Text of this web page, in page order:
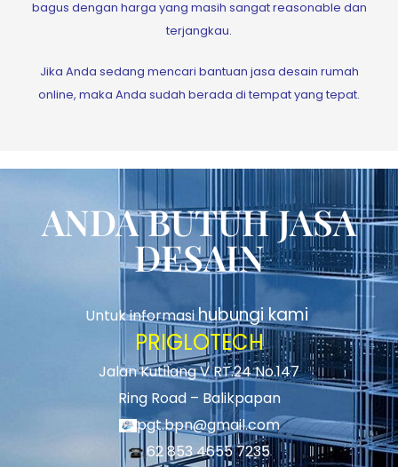
bagus dengan harga yang masih sangat reasonable dan
terjangkau.
Jika Anda sedang mencari bantuan jasa desain rumah
online, maka Anda sudah berada di tempat yang tepat.
ANDA BUTUH JASA
DESAIN
Untuk informasihubungi kami
PRIGLOTECH
Jalan Kutilang V RT.24 No.147
Ring Road – Balikpapan
pgt.bpn@gmail.com
62 853 4655 7235